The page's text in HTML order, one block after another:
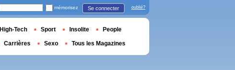
mémorisez Se connecter oublié?
High-Tech Sport Insolite People
Carrières Sexo Tous les Magazines